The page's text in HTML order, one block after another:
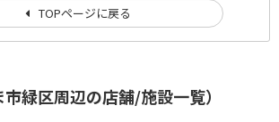
緑区周辺の店舗/施設一覧）
TOPページに戻る